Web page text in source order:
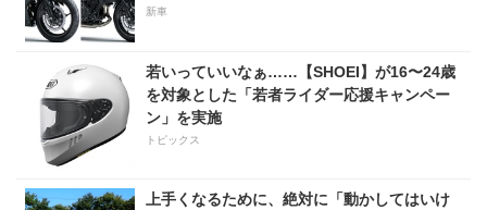
新車
若いっていいなぁ……【SHOEI】が16〜24歳
を対象とした「若者ライダー応援キャンペー
ン」を実施
トピックス
上手くなるために、絶対に「動かしてはいけ